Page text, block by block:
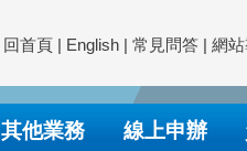
回首頁 | English | 常見問答 | 網
其他業務 線上申辦